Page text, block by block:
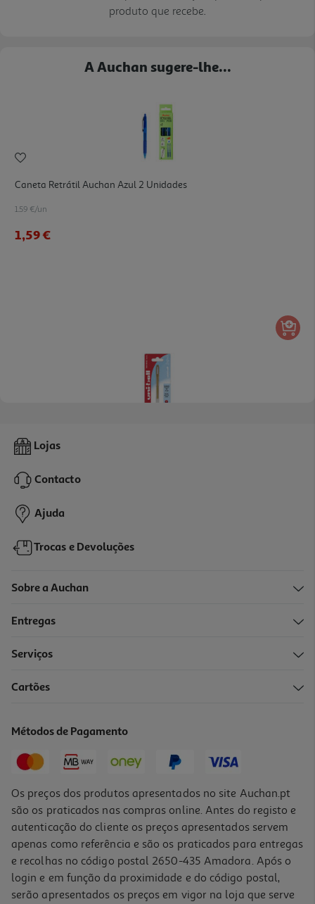
produto que recebe.
A Auchan sugere-lhe...
Caneta Retrátil Auchan Azul 2 Unidades
1.59 €/un
1,59 €
Esferográfica Uni-Ball Signo Um-120 Gel Dourado
2,99 €
Lojas
Contacto
Ajuda
Trocas e Devoluções
Sobre a Auchan
Entregas
Serviços
Cartões
Métodos de Pagamento
Os preços dos produtos apresentados no site Auchan.pt
são os praticados nas compras online. Antes do registo e
autenticação do cliente os preços apresentados servem
apenas como referência e são os praticados para entregas
e recolhas no código postal 2650-435 Amadora. Após o
login e em função da proximidade e do código postal,
serão apresentados os preços em vigor na loja que serve